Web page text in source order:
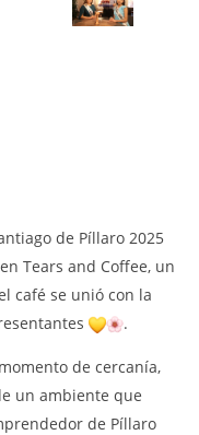
de un momento
de Píllaro 2025
Tears and Coffee, un
café se unió con la
.
de cercanía,
un ambiente que
de Píllaro